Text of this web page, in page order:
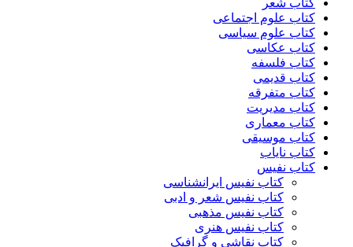
کتاب شعر
کتاب علوم اجتماعی
کتاب علوم سیاسی
کتاب عکاسی
کتاب فلسفه
کتاب قدیمی
کتاب متفرقه
کتاب مدیریت
کتاب معماری
کتاب موسیقی
کتاب نایاب
کتاب نفیس
کتاب نفیس ایرانشناسی
کتاب نفیس شعر و ادبی
کتاب نفیس مذهبی
کتاب نفیس هنری
کتاب نقاشی و گرافیک